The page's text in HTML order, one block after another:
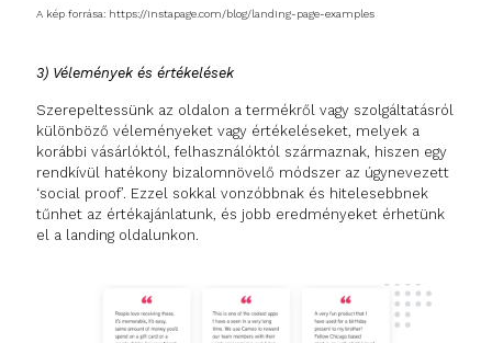
A kép forrása: https://instapage.com/blog/landing-page-examples
3) Vélemények és értékelések
Szerepeltessünk az oldalon a termékről vagy szolgáltatásról
különböző véleményeket vagy értékeléseket, melyek a
korábbi vásárlóktól, felhasználóktól származnak, hiszen egy
rendkívül hatékony bizalomnövelő módszer az úgynevezett
‘social proof’. Ezzel sokkal vonzóbbnak és hitelesebbnek
tűnhet az értékajánlatunk, és jobb eredményeket érhetünk
el a landing oldalunkon.